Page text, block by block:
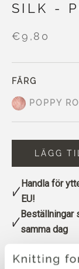
SILK -
€9,80
FÄRG
POPPY
LÄGG
Handla för
EU!
Beställningar
samma dag
Poppy Rose är